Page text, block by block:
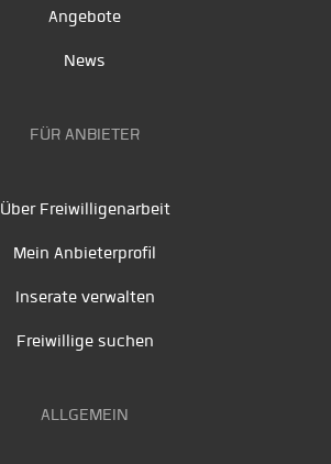
Angebote
News
FÜR ANBIETER
Über Freiwilligenarbeit
Mein Anbieterprofil
Inserate verwalten
Freiwillige suchen
ALLGEMEIN